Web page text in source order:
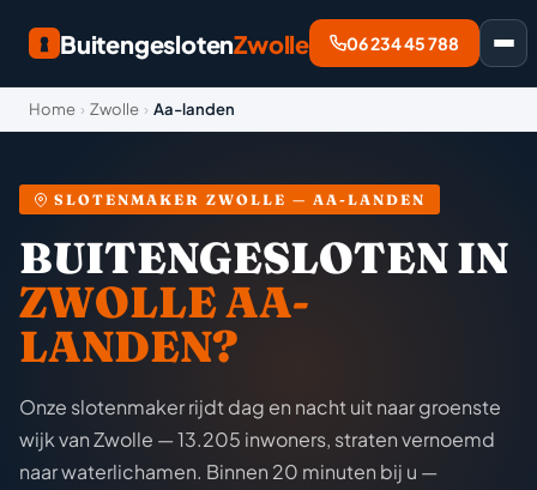
BuitengeslotenZwolle 06 234 45 788
Home › Zwolle › Aa-landen
SLOTENMAKER ZWOLLE — AA-LANDEN
BUITENGESLOTEN IN
ZWOLLE AA-
LANDEN?
Onze slotenmaker rijdt dag en nacht uit naar groenste
wijk van Zwolle — 13.205 inwoners, straten vernoemd
naar waterlichamen. Binnen 20 minuten bij u —